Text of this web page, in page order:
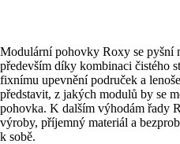
Modulární pohovky Roxy se pyšní
především díky kombinaci čistého
fixnímu upevnění područek a
představit, z jakých modulů by se
pohovka. K dalším výhodám řady
výroby, příjemný materiál a
k sobě.